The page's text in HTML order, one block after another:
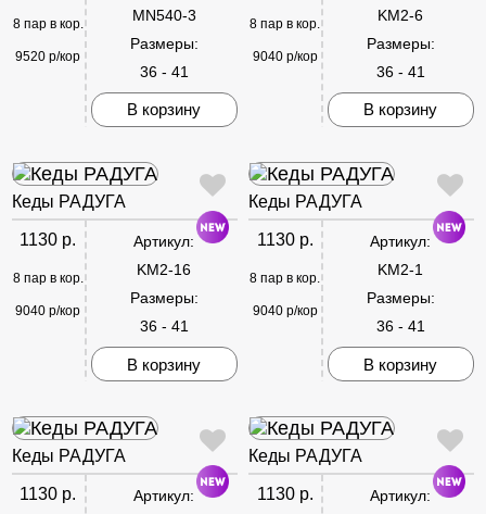
8 пар в кор.
9520 р/кор
MN540-3
Размеры:
36 - 41
В корзину
8 пар в кор.
9040 р/кор
KM2-6
Размеры:
36 - 41
В корзину
Кеды РАДУГА
1130 р.
8 пар в кор.
9040 р/кор
Артикул:
KM2-16
Размеры:
36 - 41
В корзину
Кеды РАДУГА
1130 р.
8 пар в кор.
9040 р/кор
Артикул:
KM2-1
Размеры:
36 - 41
В корзину
Кеды РАДУГА
1130 р.
Артикул:
Кеды РАДУГА
1130 р.
Артикул: